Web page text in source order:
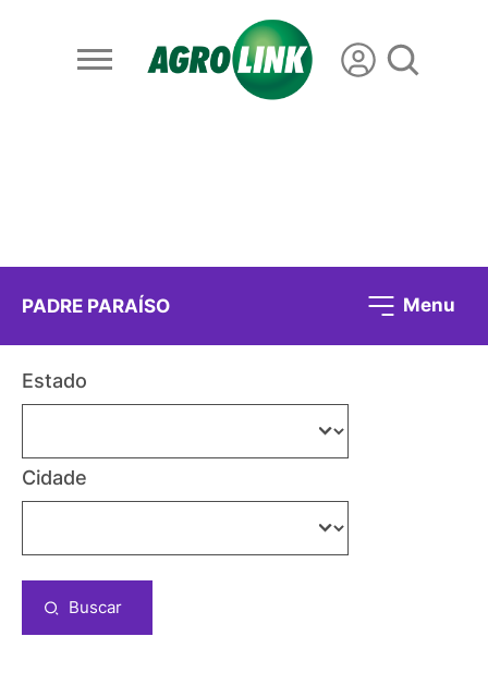
PADRE PARAÍSO Menu
Estado
Cidade
Buscar